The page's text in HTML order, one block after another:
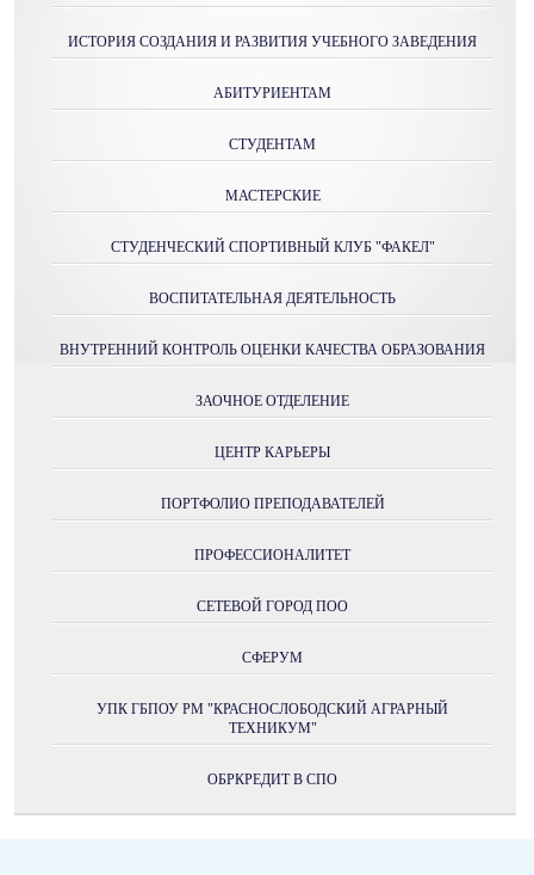
ИСТОРИЯ СОЗДАНИЯ И РАЗВИТИЯ УЧЕБНОГО ЗАВЕДЕНИЯ
АБИТУРИЕНТАМ
СТУДЕНТАМ
МАСТЕРСКИE
СТУДЕНЧЕСКИЙ СПОРТИВНЫЙ КЛУБ "ФАКЕЛ"
ВОСПИТАТЕЛЬНАЯ ДЕЯТЕЛЬНОСТЬ
ВНУТРЕННИЙ КОНТРОЛЬ ОЦЕНКИ КАЧЕСТВА ОБРАЗОВАНИЯ
ЗАОЧНОЕ ОТДЕЛЕНИЕ
ЦЕНТР КАРЬЕРЫ
ПОРТФОЛИО ПРЕПОДАВАТЕЛЕЙ
ПРОФЕССИОНАЛИТЕТ
СЕТЕВОЙ ГОРОД ПОО
СФЕРУМ
УПК ГБПОУ РМ "КРАСНОСЛОБОДСКИЙ АГРАРНЫЙ
ТЕХНИКУМ"
ОБРКРЕДИТ В СПО